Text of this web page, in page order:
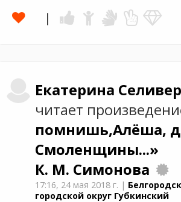
Екатерина
читает
помнишь,Алёша,
Смоленщины...»
К. М. Симонова
17:16, 24 мая 2018 г. |
городской округ Губкинский